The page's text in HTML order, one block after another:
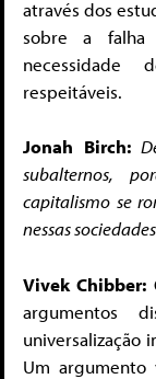
através dos
sobre a falha
necessidade
respeitáveis.
Jonah Birch:
subalternos,
capitalismo se
nessas
Vivek Chibber:
argumentos
universalização
Um argumento